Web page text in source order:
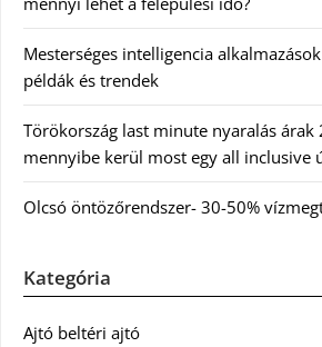
Mesterséges intelligencia
példák és trendek
Törökország last minute nyaralás árak
mennyibe kerül most egy all inclusive
Olcsó öntözőrendszer- 30-50%
Kategória
Ajtó beltéri ajtó